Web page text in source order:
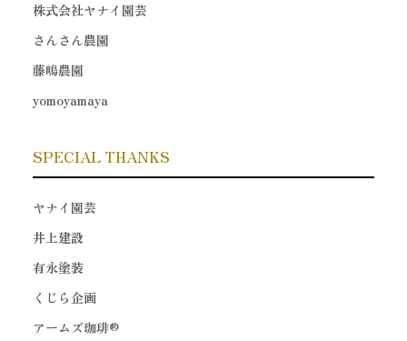
株式会社ヤナイ園芸
さんさん農園
藤嶋農園
yomoyamaya
SPECIAL THANKS
ヤナイ園芸
井上建設
有永塗装
くじら企画
アームズ珈琲®